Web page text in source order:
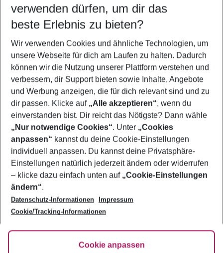
Wähle deinen Reisezeitraum
5-8 Nächte
2 Erwachsene Keine Kinder
Mehr Filter anzeigen
Footer
Footer navigation
Über uns
AGB
Bestpreisgarantie
Cookie-Einstellungen ändern
Cookie-Richtlinie
Agenturbetreuung
Barrierefreies Reisen
FAQ
HanseMerkur Reiseversicherung
Folge uns
verwenden dürfen, um dir das
beste Erlebnis zu bieten?
Wir verwenden Cookies und ähnliche Technologien, um
unsere Webseite für dich am Laufen zu halten. Dadurch
können wir die Nutzung unserer Plattform verstehen und
verbessern, dir Support bieten sowie Inhalte, Angebote
und Werbung anzeigen, die für dich relevant sind und zu
dir passen. Klicke auf „Alle akzeptieren“, wenn du
einverstanden bist. Dir reicht das Nötigste? Dann wähle
„Nur notwendige Cookies“. Unter „Cookies
anpassen“ kannst du deine Cookie-Einstellungen
individuell anpassen. Du kannst deine Privatsphäre-
Einstellungen natürlich jederzeit ändern oder widerrufen
– klicke dazu einfach unten auf „Cookie-Einstellungen
ändern“.
Datenschutz-Informationen
Impressum
Cookie/Tracking-Informationen
Cookie anpassen